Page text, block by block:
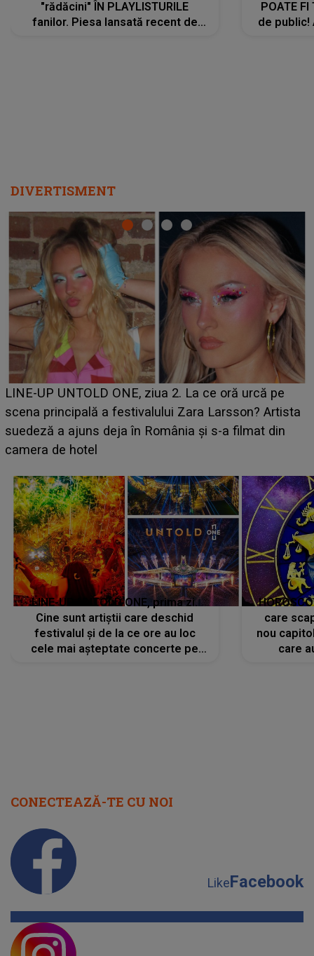
"rădăcini" ÎN PLAYLISTURILE
fanilor. Piesa lansată recent de
POATE FI
de public!
DIVERTISMENT
Ce a dezvăluit noua concurentă din "Casa Iubirii" l-a
luat prin surprindere pe Emanuel. CINE ESTE
BĂIATUL VIZAT de Alexandra?! Aflându-se în fața
faptului împlinit, A RECUNOSCUT IMEDIAT: "Am
LINE-UP UNTOLD ONE, prima zi.
Cine sunt artiștii care deschid
festivalul și de la ce ore au loc
cele mai așteptate concerte pe
care
nou
care
CONECTEAZĂ-TE CU NOI
LikeFacebook